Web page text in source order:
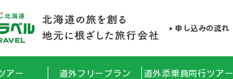
申し込みの流れ
アー 道外フリープラン 道外添乗員同行ツアー